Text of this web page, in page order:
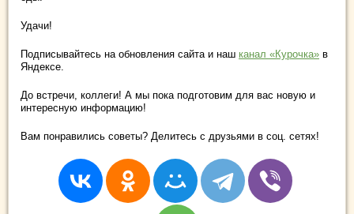
Удачи!
Подписывайтесь на обновления сайта и наш канал «Курочка» в
Яндексе.
До встречи, коллеги! А мы пока подготовим для вас новую и
интересную информацию!
Вам понравились советы? Делитесь с друзьями в соц. сетях!